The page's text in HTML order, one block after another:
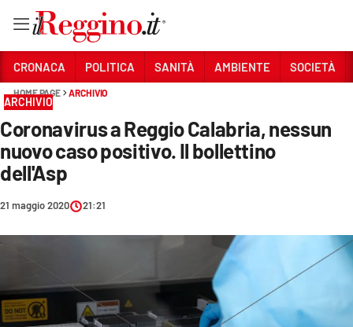
Sezioni
CRONACA
POLITICA
SANITÀ
AMBIENTE
CULTURA
CRONACA POLITICA SANITÀ AMBIENTE SOCIETÀ
HOME PAGE ARCHIVIO
ARCHIVIO
Coronavirus a Reggio Calabria, nessun
nuovo caso positivo. Il bollettino
dell'Asp
21 maggio 2020 21:21